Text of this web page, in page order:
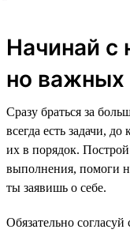
Начинай с
но важных
Сразу браться за
всегда есть задачи,
их в порядок.
выполнения, помоги
ты заявишь о себе.
Обязательно